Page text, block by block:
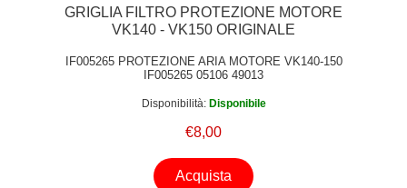
GRIGLIA FILTRO PROTEZIONE MOTORE
VK140 - VK150 ORIGINALE
IF005265 PROTEZIONE ARIA MOTORE VK140-150
IF005265 05106 49013
Disponibilità: Disponibile
€8,00
Acquista